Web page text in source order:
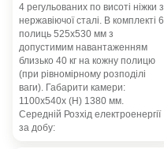
4 регульованих по висоті ніжки з
нержавіючої сталі. В комплекті 6
полиць 525х530 мм з
допустимим навантаженням
близько 40 кг на кожну полицю
(при рівномірному розподілі
ваги). Габарити камери:
1100х540х (Н) 1380 мм.
Середній Розхід електроенергії
за добу: